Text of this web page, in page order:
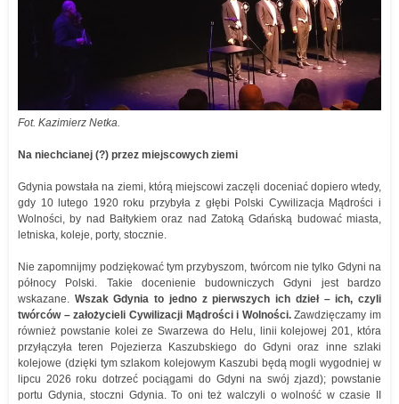
Fot. Kazimierz Netka.
Na niechcianej (?) przez miejscowych ziemi
Gdynia powstała na ziemi, którą miejscowi zaczęli doceniać dopiero wtedy,
gdy 10 lutego 1920 roku przybyła z głębi Polski Cywilizacja Mądrości i
Wolności, by nad Bałtykiem oraz nad Zatoką Gdańską budować miasta,
letniska, koleje, porty, stocznie.
Nie zapomnijmy podziękować tym przybyszom, twórcom nie tylko Gdyni na
północy Polski. Takie docenienie budowniczych Gdyni jest bardzo
wskazane. Wszak Gdynia to jedno z pierwszych ich dzieł – ich, czyli
twórców – założycieli Cywilizacji Mądrości i Wolności.Zawdzięczamy im
również powstanie kolei ze Swarzewa do Helu, linii kolejowej 201, która
przyłączyła teren Pojezierza Kaszubskiego do Gdyni oraz inne szlaki
kolejowe (dzięki tym szlakom kolejowym Kaszubi będą mogli wygodniej w
lipcu 2026 roku dotrzeć pociągami do Gdyni na swój zjazd); powstanie
portu Gdynia, stoczni Gdynia. To oni też walczyli o wolność w czasie II